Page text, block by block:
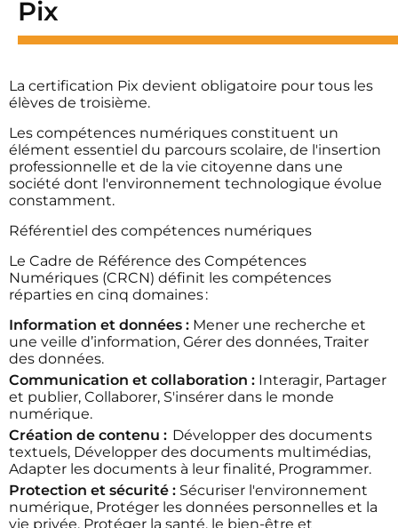
Pix
La certification Pix devient obligatoire pour tous les
élèves de troisième.
Les compétences numériques constituent un
élément essentiel du parcours scolaire, de l'insertion
professionnelle et de la vie citoyenne dans une
société dont l'environnement technologique évolue
constamment.
Référentiel des compétences numériques
Le Cadre de Référence des Compétences
Numériques (CRCN) définit les compétences
réparties en cinq domaines :
Information et données : Mener une recherche et
une veille d’information, Gérer des données, Traiter
des données.
Communication et collaboration : Interagir, Partager
et publier, Collaborer, S'insérer dans le monde
numérique.
Création de contenu : Développer des documents
textuels, Développer des documents multimédias,
Adapter les documents à leur finalité, Programmer.
Protection et sécurité : Sécuriser l'environnement
numérique, Protéger les données personnelles et la
vie privée, Protéger la santé, le bien-être et